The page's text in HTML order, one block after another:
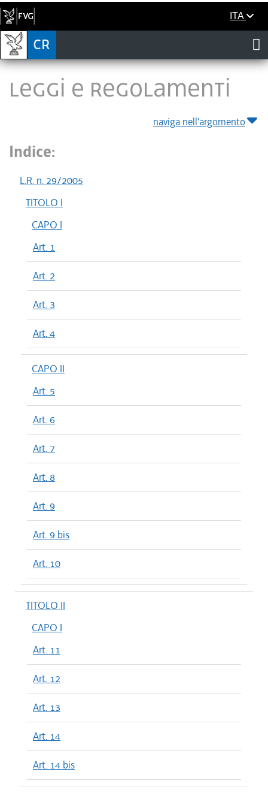
ITA
LEGGI E REGOLAMENTI
naviga nell'argomento
Indice:
L.R. n. 29/2005
TITOLO I
CAPO I
Art. 1
Art. 2
Art. 3
Art. 4
CAPO II
Art. 5
Art. 6
Art. 7
Art. 8
Art. 9
Art. 9 bis
Art. 10
TITOLO II
CAPO I
Art. 11
Art. 12
Art. 13
Art. 14
Art. 14 bis